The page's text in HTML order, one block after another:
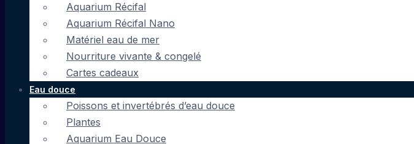
Aquarium Récifal
Aquarium Récifal Nano
Matériel eau de mer
Nourriture vivante & congelé
Cartes cadeaux
Eau douce
Poissons et invertébrés d’eau douce
Plantes
Aquarium Eau Douce